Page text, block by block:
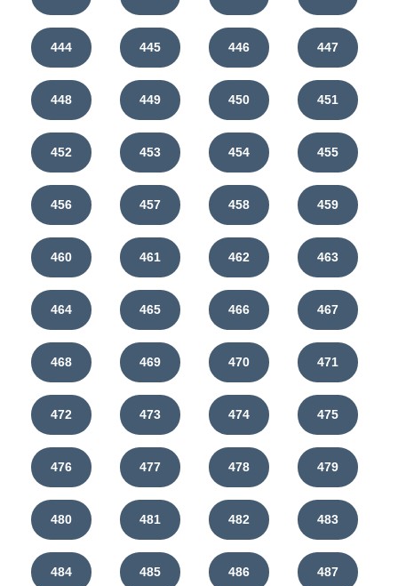
444 445 446 447
448 449 450 451
452 453 454 455
456 457 458 459
460 461 462 463
464 465 466 467
468 469 470 471
472 473 474 475
476 477 478 479
480 481 482 483
484 485 486 487